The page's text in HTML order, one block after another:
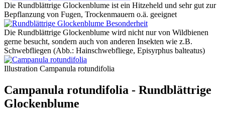
Die Rundblättrige Glockenblume ist ein Hitzeheld und sehr gut zur
Bepflanzung von Fugen, Trockenmauern o.ä. geeignet
Die Rundblättrige Glockenblume wird nicht nur von Wildbienen
gerne besucht, sondern auch von anderen Insekten wie z.B.
Schwebfliegen (Abb.: Hainschwebfliege, Episyrphus balteatus)
Illustration Campanula rotundifolia
Campanula rotundifolia - Rundblättrige
Glockenblume